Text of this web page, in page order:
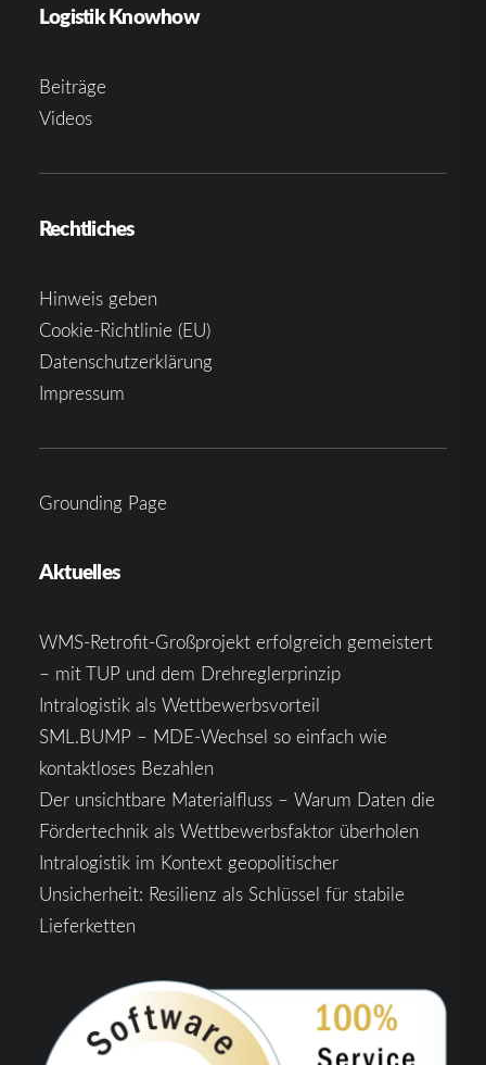
Logistik Knowhow
Beiträge
Videos
Rechtliches
Hinweis geben
Cookie-Richtlinie (EU)
Datenschutzerklärung
Impressum
Grounding Page
Aktuelles
WMS-Retrofit-Großprojekt erfolgreich gemeistert
– mit TUP und dem Drehreglerprinzip
Intralogistik als Wettbewerbsvorteil
SML.BUMP – MDE-Wechsel so einfach wie
kontaktloses Bezahlen
Der unsichtbare Materialfluss – Warum Daten die
Fördertechnik als Wettbewerbsfaktor überholen
Intralogistik im Kontext geopolitischer
Unsicherheit: Resilienz als Schlüssel für stabile
Lieferketten